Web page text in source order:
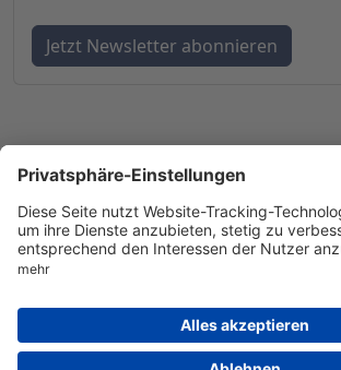
© 1998-2026by GSC Research GmbH
Datenschutz